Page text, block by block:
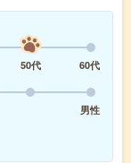
50代
60代
男性